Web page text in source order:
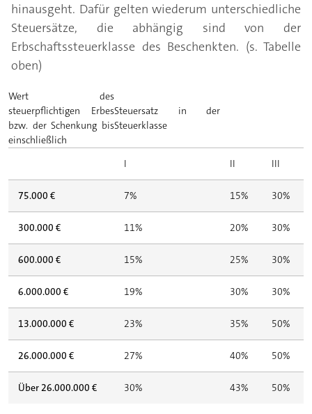
hinausgeht. Dafür gelten wiederum unterschiedliche
Steuersätze, die abhängig sind von der
Erbschaftssteuerklasse des Beschenkten. (s. Tabelle
oben)
Wert des
steuerpflichtigen Erbes
bzw. der Schenkung bis
einschließlich
Steuersatz in der
Steuerklasse
I II III
75.000 € 7% 15% 30%
300.000 € 11% 20% 30%
600.000 € 15% 25% 30%
6.000.000 € 19% 30% 30%
13.000.000 € 23% 35% 50%
26.000.000 € 27% 40% 50%
Über 26.000.000 € 30% 43% 50%